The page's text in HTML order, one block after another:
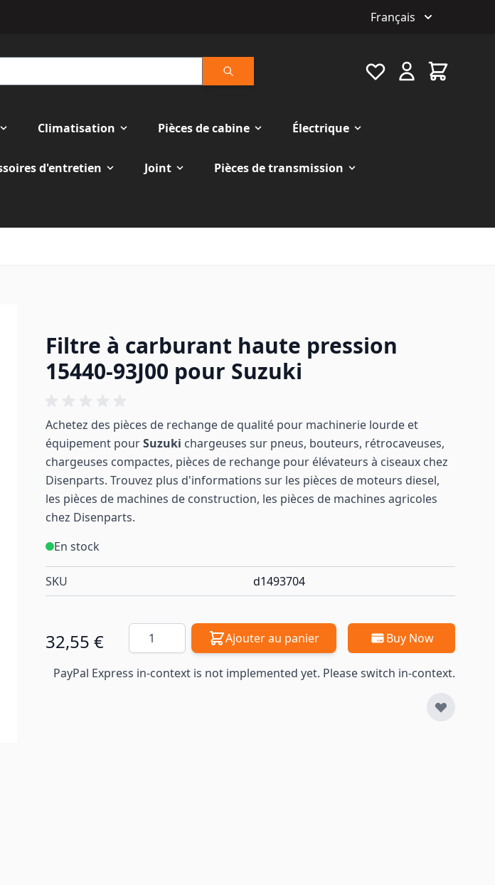
Français
Rechercher
Favourite Cart
Climatisation Pièces de cabine Électrique
d'entretien Joint Pièces de transmission
Filtre à carburant haute pression
15440-93J00 pour Suzuki
Achetez des pièces de rechange de qualité pour machinerie lourde et
équipement pourSuzuki chargeuses sur pneus, bouteurs, rétrocaveuses,
chargeuses compactes, pièces de rechange pour élévateurs à ciseaux chez
Disenparts. Trouvez plus d'informations sur les pièces de moteurs diesel,
les pièces de machines de construction, les pièces de machines agricoles
chez Disenparts.
En stock
SKU d1493704
32,55 € Quantité Ajouter au panier Buy Now
PayPal Express in-context is not implemented yet. Please switch in-context.